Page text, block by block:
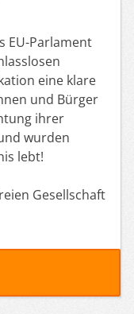
EU-Parlament
eine klare
und Bürger
ihrer
wurden
lebt!
Gesellschaft